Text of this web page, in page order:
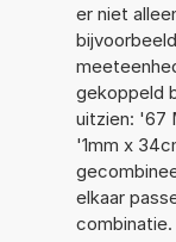
er niet
gekoppeld
uitzien: '67
'1mm x
elkaar
combinatie.